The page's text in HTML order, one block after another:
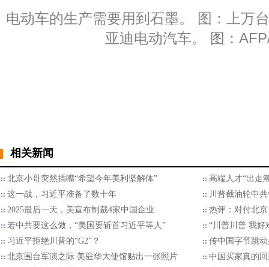
电动车的生产需要用到石墨。 图：上万
亚迪电动汽车。 图：
相关新闻
北京小哥突然插嘴“希望今年美利坚解体”
高端人才“出走
这一战，习近平准备了数十年
川普截油轮中
2025最后一天，美宣布制裁4家中国企业
热评：对付北
若中共要这么做，“美国要斩首习近平等人”
“川普川普 我好
习近平拒绝川普的“G2”？
传中国字节跳
北京围台军演之际 美驻华大使馆贴出一张照片
中国买家真的